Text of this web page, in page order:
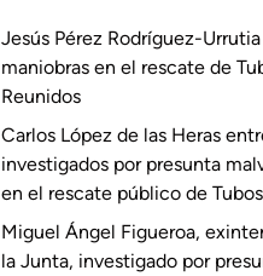
Jesús Pérez Rodríguez-
maniobras en el rescate de
Reunidos
Carlos López de las Heras
investigados por presunta
en el rescate público de
Miguel Ángel Figueroa,
la Junta, investigado por